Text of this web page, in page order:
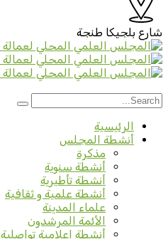
شارع بلجيكا طنجة
الرئيسية
أنشطة المجلس
مذكرة
أنشطة سنوية
أنشطة تأطيرية
أنشطة علمية و ثقافية
علماء المدينة
الأئمة المرشدون
أنشطة إعلامية تواصلية